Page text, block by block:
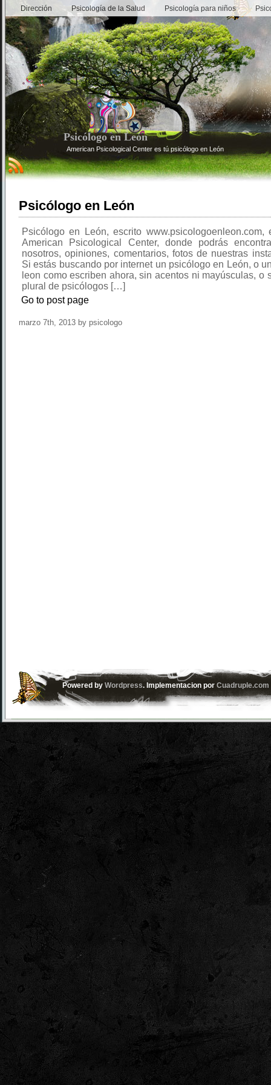
Dirección Psicología de la Salud Psicología para niños
Psicólogo en León
American Psicological Center es tú psicólogo en León
Psicólogo en León
Psicólogo en León, escrito
American Psicological Center, donde podrás
nosotros, opiniones, comentarios, fotos de nuestras
Si estás buscando por internet un psicólogo en León, o
leon como escriben ahora, sin acentos ni mayúsculas, o
plural de psicólogos […]
Go to post page
marzo 7th, 2013 by psicologo
Powered byWordpress. Implementacion porCuadruple.com